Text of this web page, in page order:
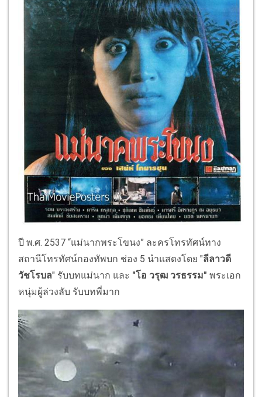
ปี พ.ศ. 2537 “แม่นากพระโขนง” ละครโทรทัศน์ทาง
สถานีโทรทัศน์กองทัพบก ช่อง 5 นำแสดงโดย "ลีลาวดี
วัชโรบล" รับบทแม่นาก และ "โอ วรุฒ วรธรรม" พระเอก
หนุ่มผู้ล่วงลับ รับบทพี่มาก